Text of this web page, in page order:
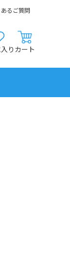
るご質問
り カート